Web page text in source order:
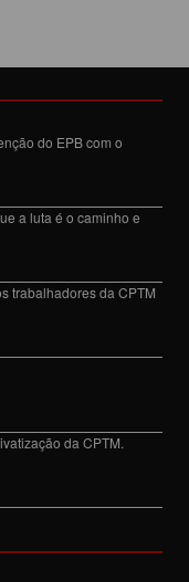
do EPB com o
a luta é o caminho e
trabalhadores da CPTM
da CPTM.